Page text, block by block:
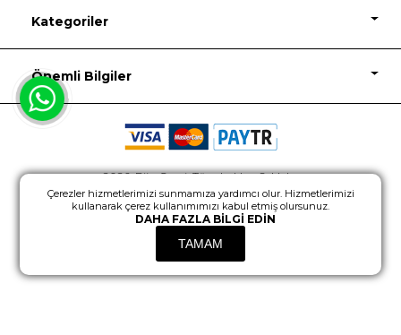
Fiyat İçin Üye Girişi Yapınız
Kategoriler
Önemli Bilgiler
2026, Biju Garaj, Tüm hakları Saklıdır.
Powered bynopCommerce Design
Çerezler hizmetlerimizi sunmamıza yardımcı olur. Hizmetlerimizi
kullanarak çerez kullanımımızı kabul etmiş olursunuz.
DAHA FAZLA BILGI EDIN
TAMAM